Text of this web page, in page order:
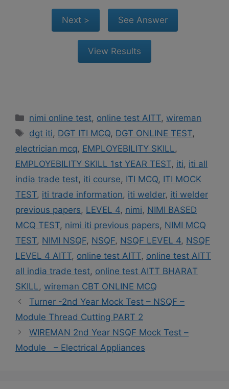
Categories
nimi online test, online test AITT, wireman
Tags
dgt iti, DGT ITI MCQ, DGT ONLINE TEST,
electrician mcq, EMPLOYEBILITY SKILL,
EMPLOYEBILITY SKILL 1st YEAR TEST, iti, iti all
india trade test, iti course, ITI MCQ, ITI MOCK
TEST, iti trade information, iti welder, iti welder
previous papers, LEVEL 4, nimi, NIMI BASED
MCQ TEST, nimi iti previous papers, NIMI MCQ
TEST, NIMI NSQF, NSQF, NSQF LEVEL 4, NSQF
LEVEL 4 AITT, online test AITT, online test AITT
all india trade test, online test AITT BHARAT
SKILL, wireman CBT ONLINE MCQ
Turner -2nd Year Mock Test – NSQF –
Module Thread Cutting PART 2
WIREMAN 2nd Year NSQF Mock Test –
Module – Electrical Appliances